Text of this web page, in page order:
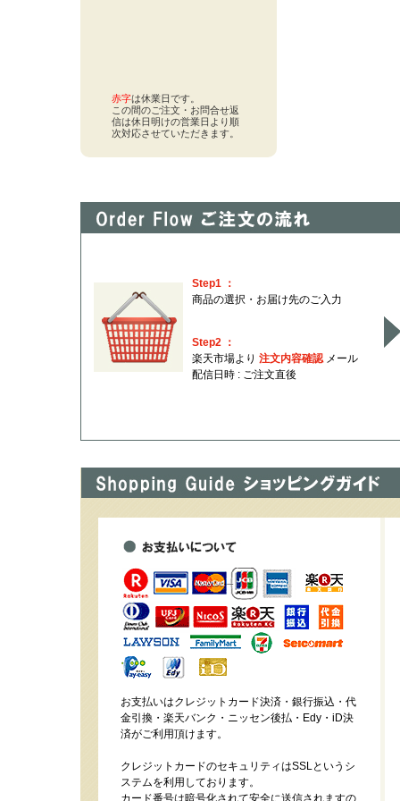
赤字は休業日です。
この間のご注文・お問合せ返
信は休日明けの営業日より順
次対応させていただきます。